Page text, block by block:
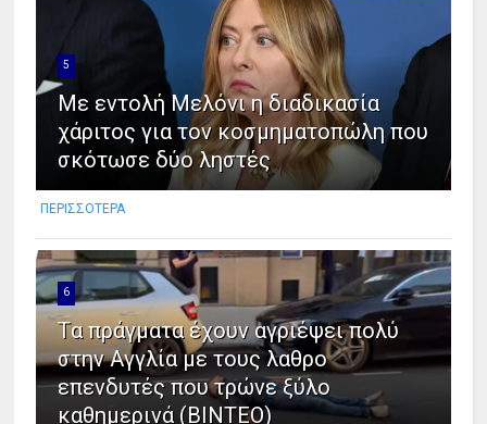
5
Με εντολή Μελόνι η διαδικασία
χάριτος για τον κοσμηματοπώλη που
σκότωσε δύο ληστές
ΠΕΡΙΣΣΟΤΕΡΑ
6
Tα πράγματα έχουν αγριέψει πολύ
στην Αγγλία με τους λαθρο
επενδυτές που τρώνε ξύλο
καθημερινά (ΒΙΝΤΕΟ)